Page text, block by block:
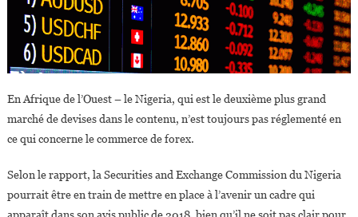
En Afrique de l’Ouest – le Nigeria, qui est le deuxième plus grand
marché de devises dans le contenu, n’est toujours pas réglementé en
ce qui concerne le commerce de forex.
Selon le rapport, la Securities and Exchange Commission du Nigeria
pourrait être en train de mettre en place à l’avenir un cadre qui